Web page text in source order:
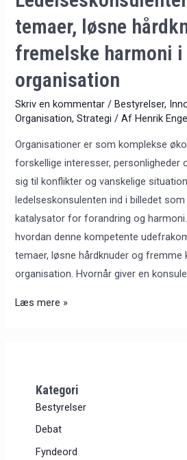
temaer, løsne
fremelske harmoni
organisation
Skriv en kommentar /Bestyrelser,
Organisation,Strategi / AfHenrik
Organisationer er som komplekse
forskellige interesser, personligheder
sig til konflikter og vanskelige
ledelseskonsulenten ind i billedet
katalysator for forandring og
hvordan denne kompetente
temaer, løsne hårdknuder og fremme
organisation. Hvornår giver en
organisation
Læs mere »
Kategori
Bestyrelser
Debat
Fyndeord